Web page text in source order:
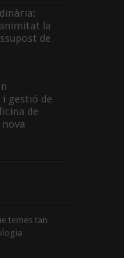
la
de
gestió de
de
temes tan